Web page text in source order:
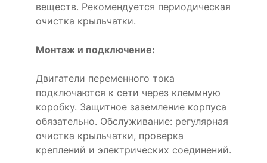
веществ. Рекомендуется периодическая
очистка крыльчатки.
Монтаж и подключение:
Двигатели переменного тока
подключаются к сети через клеммную
коробку. Защитное заземление корпуса
обязательно. Обслуживание: регулярная
очистка крыльчатки, проверка
креплений и электрических соединений.